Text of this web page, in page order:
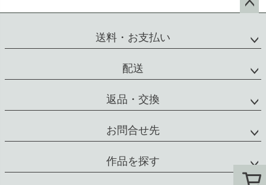
ップ
送料・お支払い
配送
返品・交換
お問合せ先
作品を探す